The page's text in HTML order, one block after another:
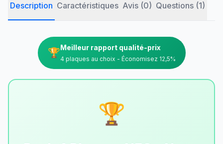
Description Caractéristiques Avis (0) Questions (1)
🏆Meilleur rapport qualité-prix
4 plaques au choix - Économisez 12,5%
🏆